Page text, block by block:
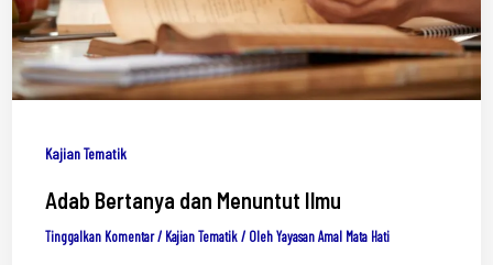
Kajian Tematik
Adab Bertanya dan Menuntut Ilmu
Tinggalkan Komentar / Kajian Tematik/ OlehYayasan Amal Mata Hati